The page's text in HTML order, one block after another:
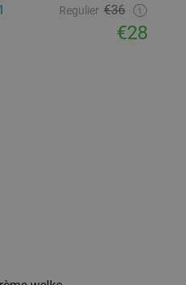
Regulier €36
€28